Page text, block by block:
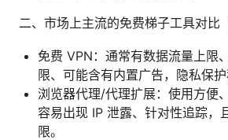
二、市场上主流的免费梯子工具对比
免费 VPN：通常有数据流量上限
限、可能含有内置广告，隐私保护
浏览器代理/代理扩展：使用方便
容易出现 IP 泄露、针对性追踪，
限。